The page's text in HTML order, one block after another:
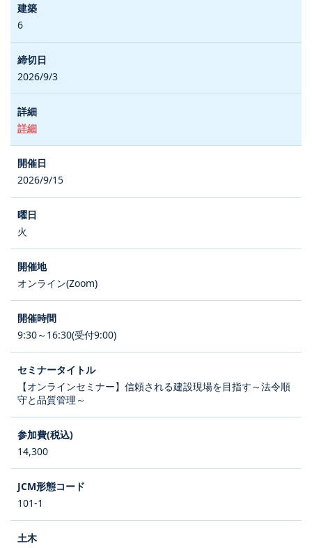
6
2026/9/3
詳細
2026/9/15
火
オンライン(Zoom)
9:30～16:30(受付9:00)
【オンラインセミナー】信頼される建設現場を目指す～法令順
守と品質管理～
14,300
101-1